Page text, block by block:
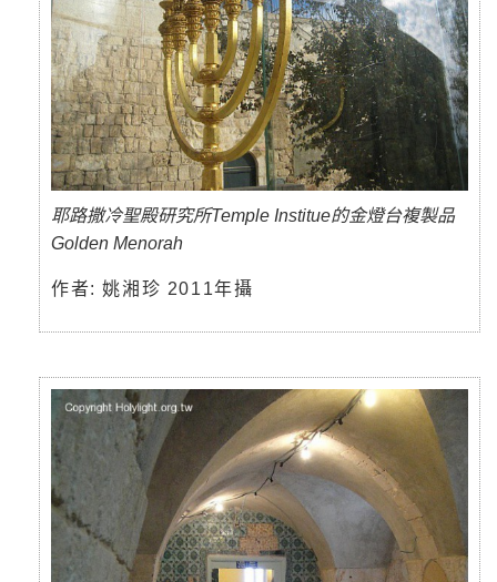
耶路撒冷聖殿研究所Temple Institue的金燈台複製品
Golden Menorah
作者: 姚湘珍 2011年攝